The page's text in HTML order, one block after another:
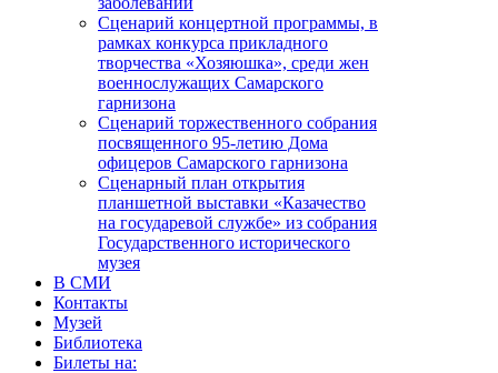
Сценарий концертной программы, в
рамках конкурса прикладного
творчества «Хозяюшка», среди жен
военнослужащих Самарского
гарнизона
Сценарий торжественного собрания
посвященного 95-летию Дома
офицеров Самарского гарнизона
Сценарный план открытия
планшетной выставки «Казачество
на государевой службе» из собрания
Государственного исторического
музея
В СМИ
Контакты
Музей
Библиотека
Билеты на: